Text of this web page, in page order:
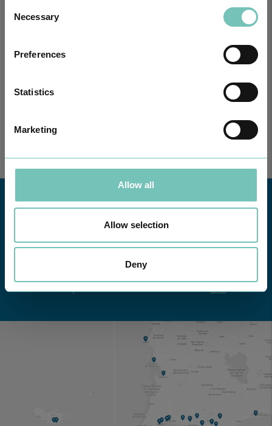
Selection
Necessary
Preferences
Statistics
Marketing
Allow all
Allow selection
Deny
Conheça todas as Unidades de saúde CUFaqui